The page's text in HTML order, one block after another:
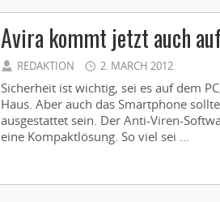
Avira kommt jetzt auch
REDAKTION 2. MARCH 2012
Sicherheit ist wichtig, sei es auf dem
Haus. Aber auch das Smartphone
ausgestattet sein. Der Anti-Viren-
eine Kompaktlösung. So viel sei ...